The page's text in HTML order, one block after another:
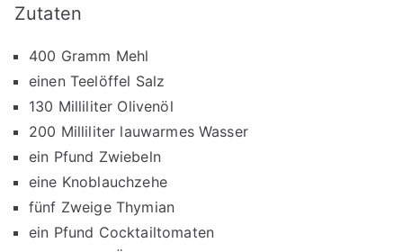
Zutaten
400 Gramm Mehl
einen Teelöffel Salz
130 Milliliter Olivenöl
200 Milliliter lauwarmes Wasser
ein Pfund Zwiebeln
eine Knoblauchzehe
fünf Zweige Thymian
ein Pfund Cocktailtomaten